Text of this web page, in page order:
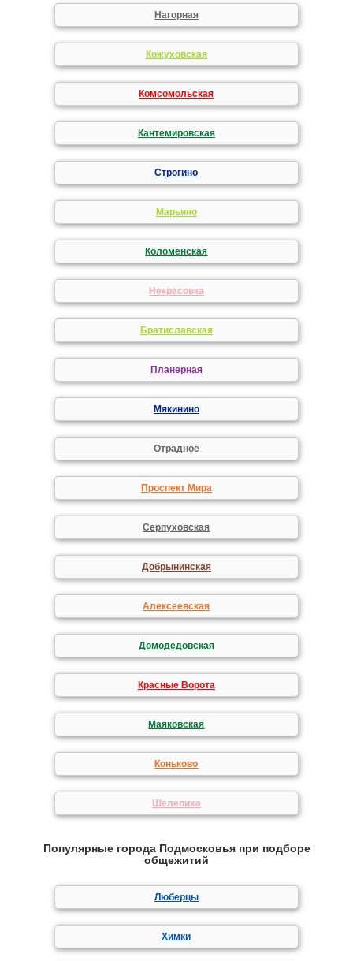
Нагорная
Кожуховская
Комсомольская
Кантемировская
Строгино
Марьино
Коломенская
Некрасовка
Братиславская
Планерная
Мякинино
Отрадное
Проспект Мира
Серпуховская
Добрынинская
Алексеевская
Домодедовская
Красные Ворота
Маяковская
Коньково
Шелепиха
Популярные города Подмосковья при подборе
общежитий
Люберцы
Химки